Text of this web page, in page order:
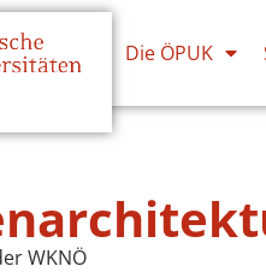
Die ÖPUK
WKNÖ